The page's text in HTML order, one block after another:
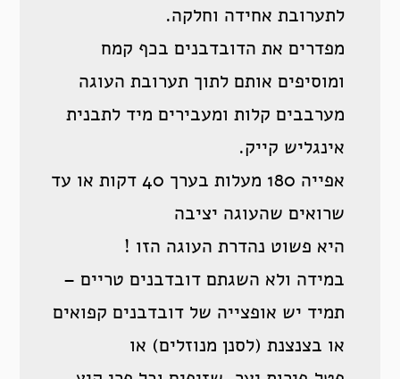
לתערובת אחידה וחלקה.
מפדרים את הדובדבנים בכף קמח
ומוסיפים אותם לתוך תערובת העוגה
מערבבים קלות ומעבירים מיד לתבנית
אינגליש קייק.
אפייה 180 מעלות בערך 40 דקות או עד
שרואים שהעוגה יציבה
היא פשוט נהדרת העוגה הזו !
במידה ולא השגתם דובדבנים טריים –
תמיד יש אופצייה של דובדבנים קפואים
או בצנצנת (לסנן מנוזלים) או